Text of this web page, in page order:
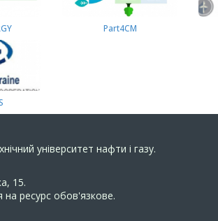
Part4СМ
університет нафти і газу.
15.
на ресурс обов'язкове.